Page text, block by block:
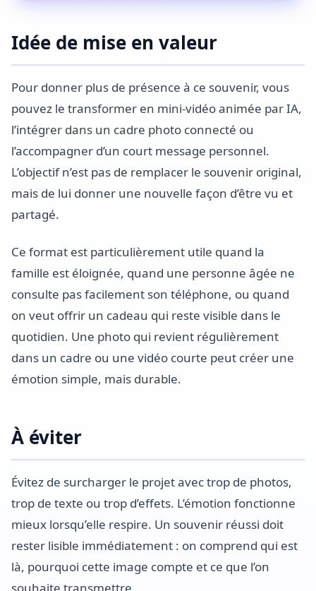
Idée de mise en valeur
Pour donner plus de présence à ce souvenir, vous
pouvez le transformer en mini-vidéo animée par IA,
l’intégrer dans un cadre photo connecté ou
l’accompagner d’un court message personnel.
L’objectif n’est pas de remplacer le souvenir original,
mais de lui donner une nouvelle façon d’être vu et
partagé.
Ce format est particulièrement utile quand la
famille est éloignée, quand une personne âgée ne
consulte pas facilement son téléphone, ou quand
on veut offrir un cadeau qui reste visible dans le
quotidien. Une photo qui revient régulièrement
dans un cadre ou une vidéo courte peut créer une
émotion simple, mais durable.
À éviter
Évitez de surcharger le projet avec trop de photos,
trop de texte ou trop d’effets. L’émotion fonctionne
mieux lorsqu’elle respire. Un souvenir réussi doit
rester lisible immédiatement : on comprend qui est
là, pourquoi cette image compte et ce que l’on
souhaite transmettre.